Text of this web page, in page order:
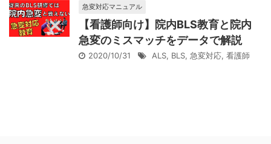
急変対応マニュアル
【看護師向け】院内BLS教育と院内
急変のミスマッチをデータで解説
2020/10/31 ALS, BLS, 急変対応, 看護師